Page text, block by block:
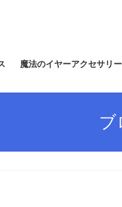
魔法のイヤーアクセサ
ブ